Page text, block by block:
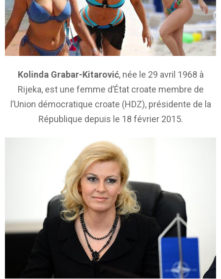
Kolinda Grabar-Kitarović, née le 29 avril 1968 à
Rijeka, est une femme d’État croate membre de
l’Union démocratique croate (HDZ), présidente de la
République depuis le 18 février 2015.